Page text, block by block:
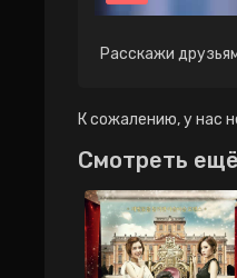
Расскажи
К сожалению, у нас
Смотреть